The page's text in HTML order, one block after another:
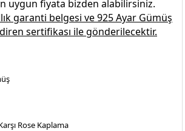
uygun fiyata bizden alabilirsiniz.
garanti belgesi ve925 Ayar Gümüş
sertifikası ile gönderilecektir.
Rose Kaplama